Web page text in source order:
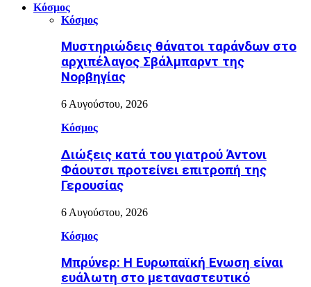
Κόσμος
Κόσμος
Μυστηριώδεις θάνατοι ταράνδων στο
αρχιπέλαγος Σβάλμπαρντ της
Νορβηγίας
6 Αυγούστου, 2026
Κόσμος
Διώξεις κατά του γιατρού Άντονι
Φάουτσι προτείνει επιτροπή της
Γερουσίας
6 Αυγούστου, 2026
Κόσμος
Μπρύνερ: Η Ευρωπαϊκή Ενωση είναι
ευάλωτη στο μεταναστευτικό